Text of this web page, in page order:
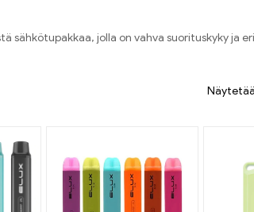
jolla on vahva suorituskyky ja